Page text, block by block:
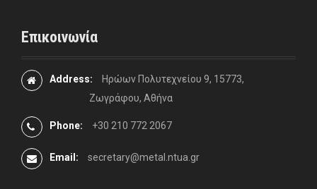
Επικοινωνία
Address:
Ηρώων Πολυτεχνείου 9, 15773,
Ζωγράφου, Αθήνα
Phone: +30 210 772 2067
Email: secretary@metal.ntua.gr